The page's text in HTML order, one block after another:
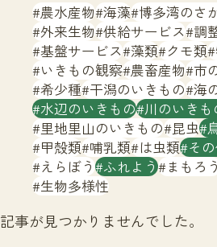
文字サイズ 小 中
生物多様性ふくおかウェブ
サイトマップ
農水産物 海藻 博多湾のさ
外来生物 供給サービス 調
基盤サービス 藻類 クモ類
いきもの観察 農畜産物 市
希少種 干潟のいきもの 海
水辺のいきもの 川のいきも
里地里山のいきもの 昆虫
甲殻類 哺乳類 は虫類 そ
えらぼう ふれよう まもろ
生物多様性
記事が見つかりませんでした。